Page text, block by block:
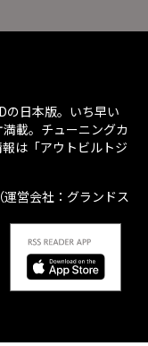
の日本版。いち早い
載。チューニングカ
は「アウトビルトジ
営会社：グランドス